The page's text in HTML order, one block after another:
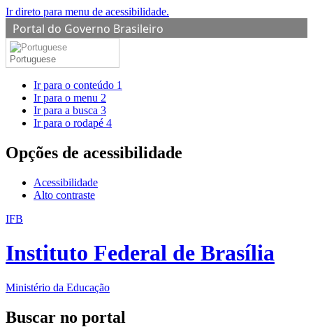
Ir direto para menu de acessibilidade.
Portal do Governo Brasileiro
Portuguese
Ir para o conteúdo 1
Ir para o menu 2
Ir para a busca 3
Ir para o rodapé 4
Opções de acessibilidade
Acessibilidade
Alto contraste
IFB
Instituto Federal de Brasília
Ministério da Educação
Buscar no portal